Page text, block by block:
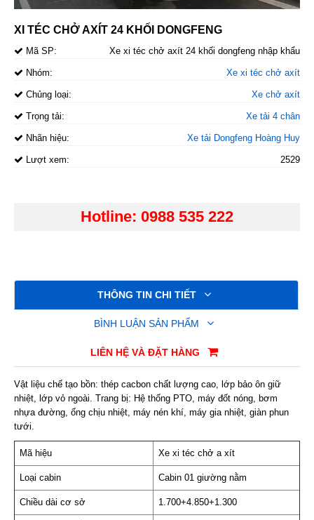
XI TÉC CHỞ AXÍT 24 KHỐI DONGFENG
Mã SP: Xe xi téc chở axít 24 khối dongfeng nhập khẩu
Nhóm: Xe xi téc chở axít
Chủng loại: Xe chở axít
Trọng tải: Xe tải 4 chân
Nhãn hiệu: Xe tải Dongfeng Hoàng Huy
Lượt xem: 2529
Hotline: 0988 535 222
THÔNG TIN CHI TIẾT
BÌNH LUẬN SẢN PHẨM
LIÊN HỆ VÀ ĐẶT HÀNG
Vật liệu chế tạo bồn: thép cacbon chất lượng cao, lớp bảo ôn giữ
nhiệt, lớp vỏ ngoài. Trang bị: Hệ thống PTO, máy đốt nóng, bơm
nhựa đường, ống chịu nhiệt, máy nén khí, máy gia nhiệt, giàn phun
tưới.
Mã hiệu Xe xi téc chở a xít
Loại cabin Cabin 01 giường nằm
Chiều dài cơ sở 1.700+4.850+1.300